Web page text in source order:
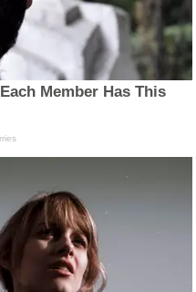
Member Has This